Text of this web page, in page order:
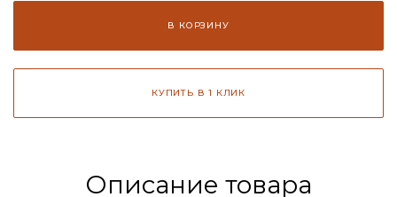
В КОРЗИНУ
КУПИТЬ В 1 КЛИК
Описание товара